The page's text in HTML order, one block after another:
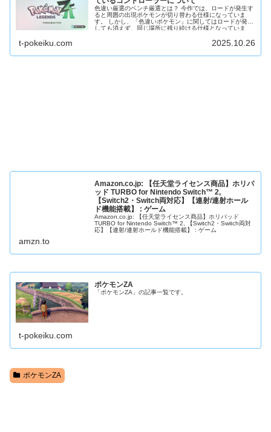
色違い厳選のベンチ厳選とは？ 今作では、ロードが発生す
ると周囲の出現ポケモンが切り替わる仕様になっていま
す。 しかし、「色違いポケモン」に関してはロードが発生
しても消えず、同じ場所に残り続ける仕様となっていま
t-pokeiku.com 2025.10.26
Amazon.co.jp: 【任天堂ライセンス商品】ホリパ
ッド TURBO for Nintendo Switch™ 2,
【Switch2・Switch両対応】【連射/連射ホール
ド機能搭載】 : ゲーム
Amazon.co.jp: 【任天堂ライセンス商品】ホリパッド
TURBO for Nintendo Switch™ 2, 【Switch2・Switch両対
応】【連射/連射ホールド機能搭載】 : ゲーム
amzn.to
ポケモンZA
「ポケモンZA」の記事一覧です。
t-pokeiku.com
ポケモンZA